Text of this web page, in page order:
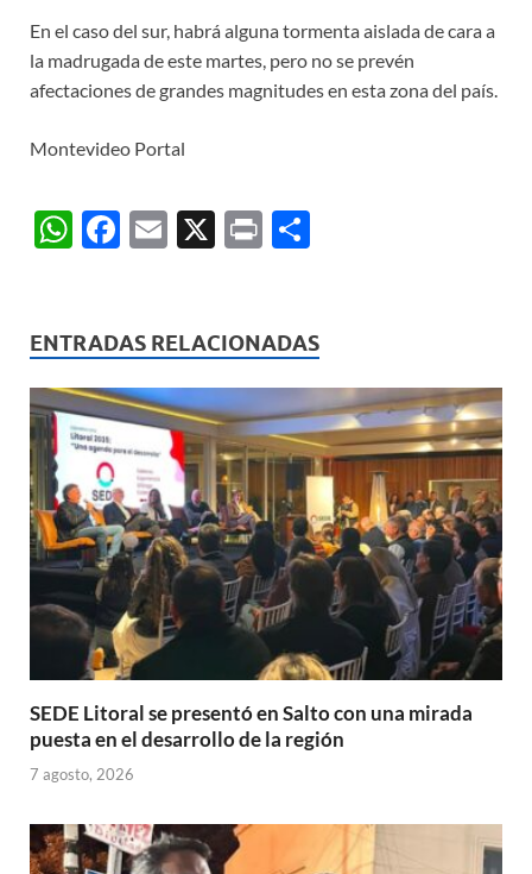
En el caso del sur, habrá alguna tormenta aislada de cara a
la madrugada de este martes, pero no se prevén
afectaciones de grandes magnitudes en esta zona del país.
Montevideo Portal
W
s
A
p
p
F
b
o
o
k
E
X
P
p
ar
ti
r
ENTRADAS RELACIONADAS
SEDE Litoral se presentó en Salto con una mirada
puesta en el desarrollo de la región
7 agosto, 2026